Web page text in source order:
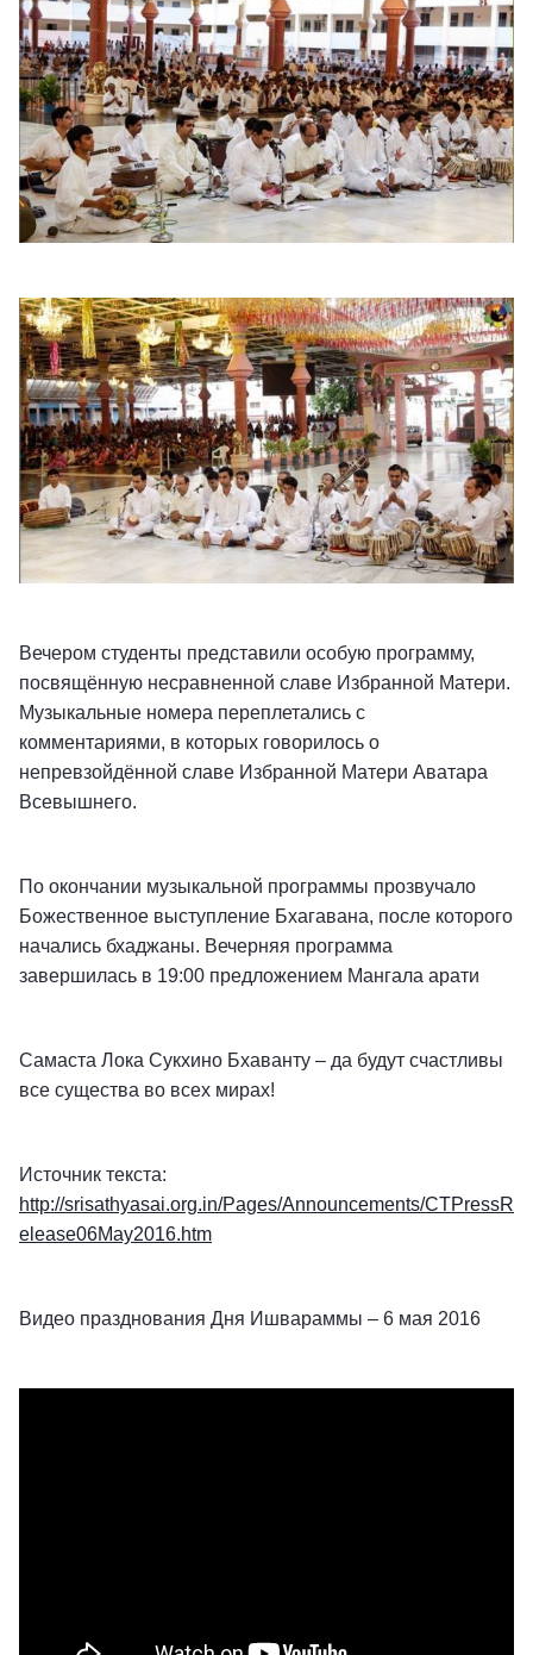
Вечером студенты представили особую программу,
посвящённую несравненной славе Избранной Матери.
Музыкальные номера переплетались с
комментариями, в которых говорилось о
непревзойдённой славе Избранной Матери Аватара
Всевышнего.
По окончании музыкальной программы прозвучало
Божественное выступление Бхагавана, после которого
начались бхаджаны. Вечерняя программа
завершилась в 19:00 предложением Мангала арати
Самаста Лока Сукхино Бхаванту – да будут счастливы
все существа во всех мирах!
Источник текста:
http://srisathyasai.org.in/Pages/Announcements/CTPressR
elease06May2016.htm
Видео празднования Дня Ишвараммы – 6 мая 2016